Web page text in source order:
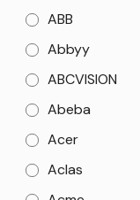
ABB
Abbyy
ABCVISION
Abeba
Acer
Aclas